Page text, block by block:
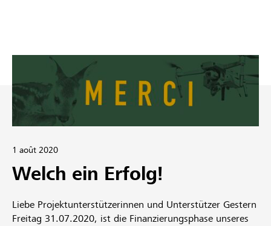
1 août 2020
Welch ein Erfolg!
Liebe Projektunterstützerinnen und Unterstützer Gestern
Freitag 31.07.2020, ist die Finanzierungsphase unseres